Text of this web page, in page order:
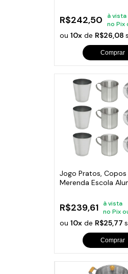
R$242,50
à vista
no Pix
ou10x de R$26,08
Comprar
Jogo Pratos, Copos
Merenda Escola
R$239,61
à vista
no Pix
ou10x de R$25,77
Comprar